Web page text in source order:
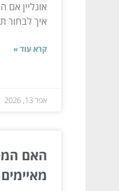
אונליין
איך לבחור
קרא עוד »
אפר 13, 2026
האם